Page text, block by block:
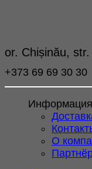
or. Chișinău,
+373 69 69 30 30
Информация
О